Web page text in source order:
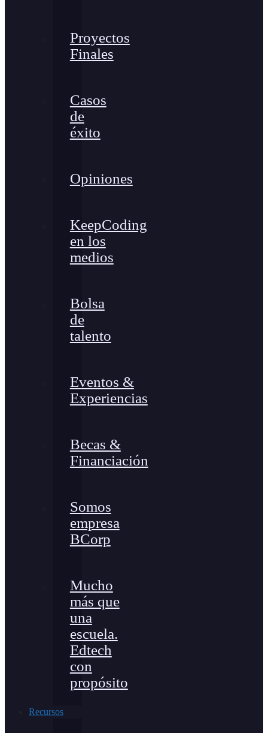
Proyectos
Finales
Casos
de
éxito
Opiniones
KeepCoding
en los
medios
Bolsa
de
talento
Eventos &
Experiencias
Becas &
Financiación
Somos
empresa
BCorp
Mucho
más que
una
escuela.
Edtech
con
propósito
Recursos